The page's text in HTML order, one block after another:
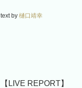
text by 樋口靖幸
【LIVE REPORT】